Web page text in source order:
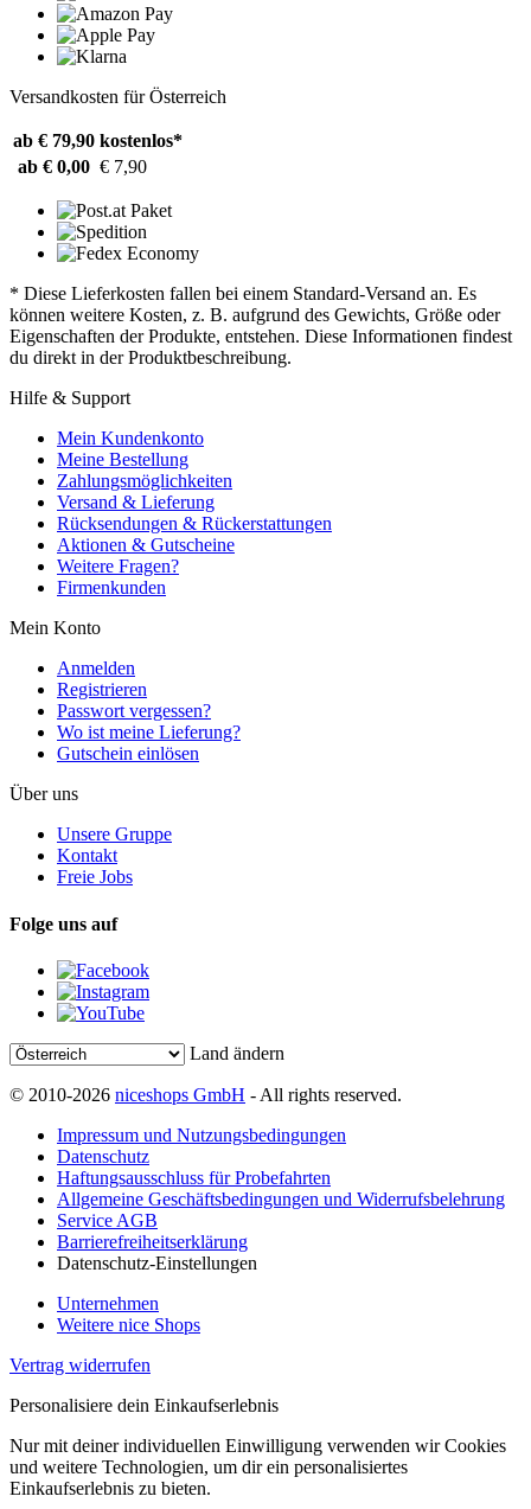
Versandkosten für Österreich
ab € 79,90 kostenlos*
ab € 0,00 € 7,90
* Diese Lieferkosten fallen bei einem Standard-Versand an. Es
können weitere Kosten, z. B. aufgrund des Gewichts, Größe oder
Eigenschaften der Produkte, entstehen. Diese Informationen findest
du direkt in der Produktbeschreibung.
Hilfe & Support
Mein Kundenkonto
Meine Bestellung
Zahlungsmöglichkeiten
Versand & Lieferung
Rücksendungen & Rückerstattungen
Aktionen & Gutscheine
Weitere Fragen?
Firmenkunden
Mein Konto
Anmelden
Registrieren
Passwort vergessen?
Wo ist meine Lieferung?
Gutschein einlösen
Über uns
Unsere Gruppe
Kontakt
Freie Jobs
Folge uns auf
Land ändern
© 2010-2026 niceshops GmbH - All rights reserved.
Impressum und Nutzungsbedingungen
Datenschutz
Haftungsausschluss für Probefahrten
Allgemeine Geschäftsbedingungen und Widerrufsbelehrung
Service AGB
Barrierefreiheitserklärung
Datenschutz-Einstellungen
Unternehmen
Weitere nice Shops
Vertrag widerrufen
Personalisiere dein Einkaufserlebnis
Nur mit deiner individuellen Einwilligung verwenden wir Cookies
und weitere Technologien, um dir ein personalisiertes
Einkaufserlebnis zu bieten.